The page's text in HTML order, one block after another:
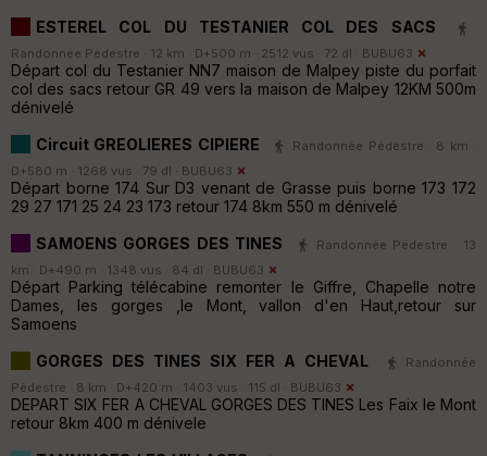
ESTEREL COL DU TESTANIER COL DES SACS
Randonnée Pédestre · 12 km · D+500 m · 2512 vus · 72 dl · BUBU63
Départ col du Testanier NN7 maison de Malpey piste du porfait
col des sacs retour GR 49 vers la maison de Malpey 12KM 500m
dénivelé
Circuit GREOLIERES CIPIERE
Randonnée Pédestre · 8 km ·
D+580 m · 1268 vus · 79 dl · BUBU63
Départ borne 174 Sur D3 venant de Grasse puis borne 173 172
29 27 171 25 24 23 173 retour 174 8km 550 m dénivelé
SAMOENS GORGES DES TINES
Randonnée Pédestre · 13
km · D+490 m · 1348 vus · 84 dl · BUBU63
Départ Parking télécabine remonter le Giffre, Chapelle notre
Dames, les gorges ,le Mont, vallon d'en Haut,retour sur
Samoens
GORGES DES TINES SIX FER A CHEVAL
Randonnée
Pédestre · 8 km · D+420 m · 1403 vus · 115 dl · BUBU63
DEPART SIX FER A CHEVAL GORGES DES TINES Les Faix le Mont
retour 8km 400 m dénivele